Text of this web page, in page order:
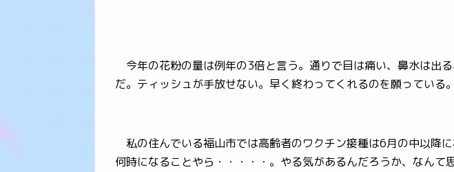
今年の花粉の量は例年の3倍と言う。通りで目は痛い、鼻水は出
だ。ティッシュが手放せない。早く終わってくれるのを願っている。
私の住んでいる福山市では高齢者のワクチン接種は6月の中以降
何時になることやら・・・・・。やる気があるんだろうか、なんて